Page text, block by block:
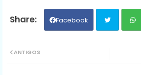
Facebook
ANTIGOS